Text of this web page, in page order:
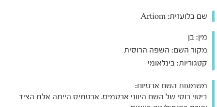
שם בלועזית:
מין: בן
מקור השם: השפה הרוסית
קטגוריות: בינלאומי
משמעות השם ארטיום:
ביטוי רוסי של השם היווני ארטמיס. ארטמיס הייתה אלת הציד